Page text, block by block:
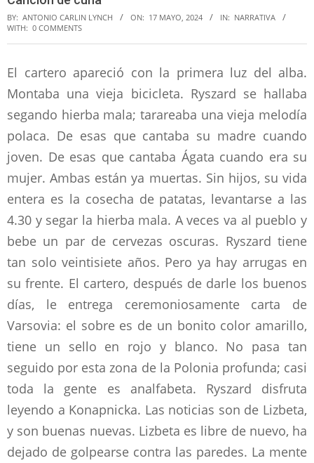
BY: ANTONIO CARLIN LYNCH ON: 17 MAYO, 2024 IN: NARRATIVA
WITH: 0 COMMENTS
El cartero apareció con la primera luz del alba.
Montaba una vieja bicicleta. Ryszard se hallaba
segando hierba mala; tarareaba una vieja melodía
polaca. De esas que cantaba su madre cuando
joven. De esas que cantaba Ágata cuando era su
mujer. Ambas están ya muertas. Sin hijos, su vida
entera es la cosecha de patatas, levantarse a las
4.30 y segar la hierba mala. A veces va al pueblo y
bebe un par de cervezas oscuras. Ryszard tiene
tan solo veintisiete años. Pero ya hay arrugas en
su frente. El cartero, después de darle los buenos
días, le entrega ceremoniosamente carta de
Varsovia: el sobre es de un bonito color amarillo,
tiene un sello en rojo y blanco. No pasa tan
seguido por esta zona de la Polonia profunda; casi
toda la gente es analfabeta. Ryszard disfruta
leyendo a Konapnicka. Las noticias son de Lizbeta,
y son buenas nuevas. Lizbeta es libre de nuevo, ha
dejado de golpearse contra las paredes. La mente